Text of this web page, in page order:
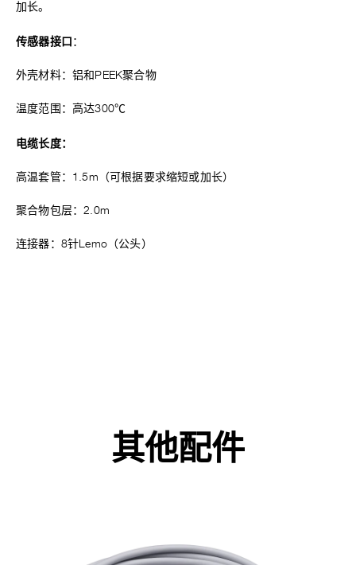
加长。
传感器接口 ：
外壳材料：铝和PEEK聚合物
温度范围：高达300℃
电缆长度：
高温套管：1.5m（可根据要求缩短或加长）
聚合物包层：2.0m
连接器：8针Lemo（公头）
其他配件